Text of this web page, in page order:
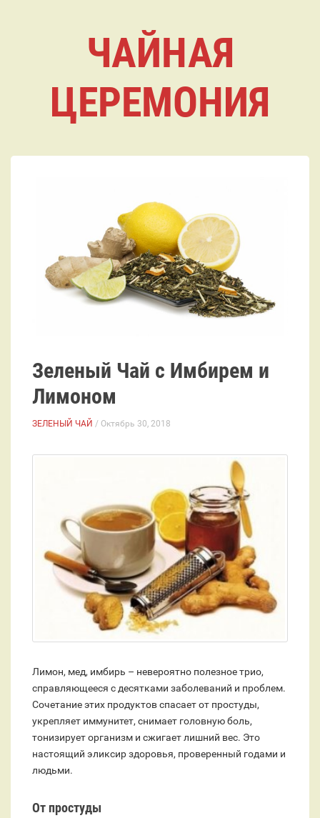
ЧАЙНАЯ
ЦЕРЕМОНИЯ
Зеленый Чай с Имбирем и
Лимоном
ЗЕЛЕНЫЙ ЧАЙ / Октябрь 30, 2018
Лимон, мед, имбирь – невероятно полезное трио,
справляющееся с десятками заболеваний и проблем.
Сочетание этих продуктов спасает от простуды,
укрепляет иммунитет, снимает головную боль,
тонизирует организм и сжигает лишний вес. Это
настоящий эликсир здоровья, проверенный годами и
людьми.
От простуды